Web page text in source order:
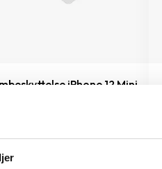
iPhone 12 Mini
TILFØJ